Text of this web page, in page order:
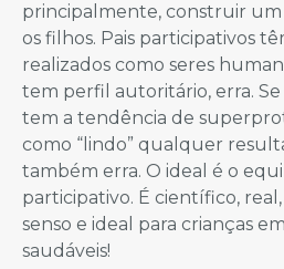
principalmente, construir
os filhos. Pais participativos
realizados como seres
tem perfil autoritário, erra. Se
tem a tendência de
como “lindo” qualquer
também erra. O ideal é o
participativo. É científico,
senso e ideal para crianças
saudáveis!